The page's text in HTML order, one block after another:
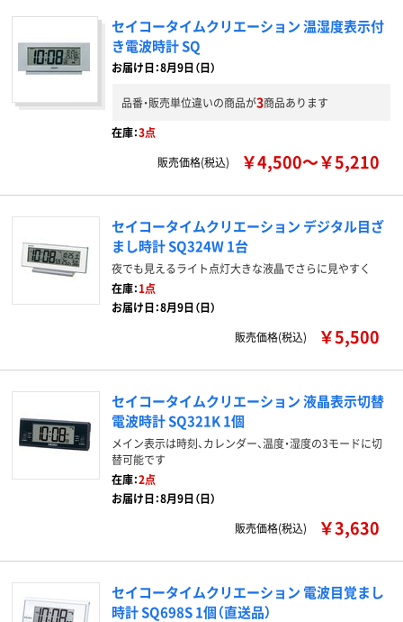
セイコータイムクリエーション 温湿度表示付
き電波時計 SQ
お届け日：8月9日（日）
品番・販売単位違いの商品が3商品あります
在庫：3点
販売価格(税込)
￥4,500～￥5,210
セイコータイムクリエーション デジタル目ざ
まし時計 SQ324W 1台
夜でも見えるライト点灯大きな液晶でさらに見やすく
在庫：1点
お届け日：8月9日（日）
販売価格(税込)
￥5,500
セイコータイムクリエーション 液晶表示切替
電波時計 SQ321K 1個
メイン表示は時刻、カレンダー、温度・湿度の3モードに切
替可能です
在庫：2点
お届け日：8月9日（日）
販売価格(税込)
￥3,630
セイコータイムクリエーション 電波目覚まし
時計 SQ698S 1個（直送品）